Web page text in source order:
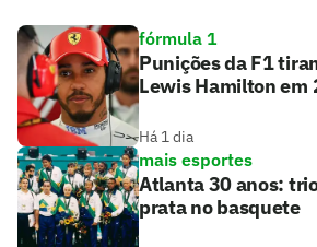
fórmula 1
Punições da F1
Lewis Hamilton em
Há 1 dia
mais esportes
Atlanta 30 anos:
prata no basquete